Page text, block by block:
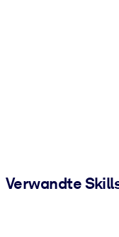
Verwandte